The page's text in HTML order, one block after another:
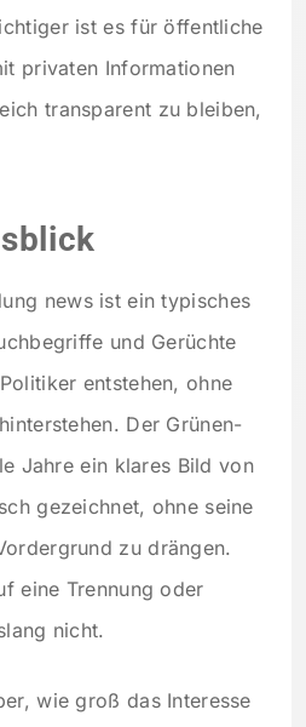
ist es für öffentliche
privaten Informationen
transparent zu bleiben,
news ist ein typisches
und Gerüchte
entstehen, ohne
Der Grünen-
Jahre ein klares Bild von
gezeichnet, ohne seine
zu drängen.
eine Trennung oder
nicht.
wie groß das Interesse